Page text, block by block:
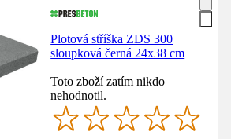
Plotová stříška ZDS 300
sloupková černá 24x38 cm
Toto zboží zatím nikdo
nehodnotil.